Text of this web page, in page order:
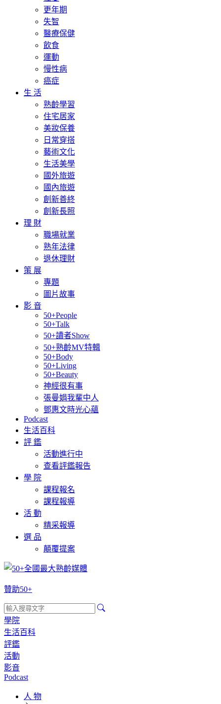
更年期
失智
醫療保健
飲食
運動
慢性病
癌症
生 活
熟齡學習
住宅居家
美妝保養
日常穿搭
藝術文化
生活美學
國外旅遊
國內旅遊
創新善終
創新長照
理 財
職場就業
熟年法律
退休理財
策 展
專題
圖片故事
影 音
50+People
50+Talk
50+讀者Show
50+熟齡MV特輯
50+Body
50+Living
50+Beauty
神經很有事
張曼娟我輩中人
鄧惠文時光心蘊
Podcast
生活百科
評 鑑
活動進行中
查看評鑑報告
學 院
課程報名
課程報導
活 動
精采報導
選 品
顛覆提案
贊助50+
學院
生活百科
評鑑
活動
影音
Podcast
人 物